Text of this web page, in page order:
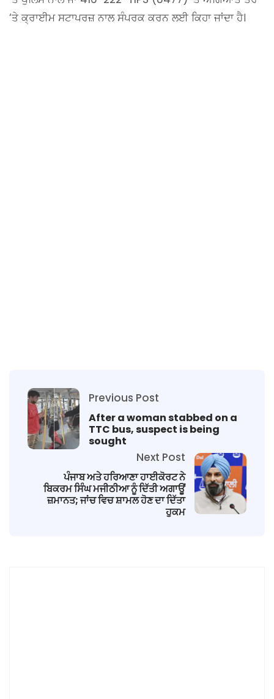
‘ਤੇ ਕ੍ਰਾਈਮ ਸਟਾਪਰਜ਼ ਨਾਲ ਸੰਪਰਕ ਕਰਨ ਲਈ ਕਿਹਾ ਜਾਂਦਾ ਹੈ।
Previous Post
After a woman stabbed on a
TTC bus, suspect is being
sought
Next Post
ਪੰਜਾਬ ਅਤੇ ਹਰਿਆਣਾ ਹਾਈਕੋਰਟ ਨੇ
ਬਿਕਰਮ ਸਿੰਘ ਮਜੀਠੀਆ ਨੂੰ ਦਿੱਤੀ ਅਗਾਊਂ
ਜ਼ਮਾਨਤ; ਜਾਂਚ ਵਿਚ ਸ਼ਾਮਲ ਹੋਣ ਦਾ ਦਿੱਤਾ
ਹੁਕਮ